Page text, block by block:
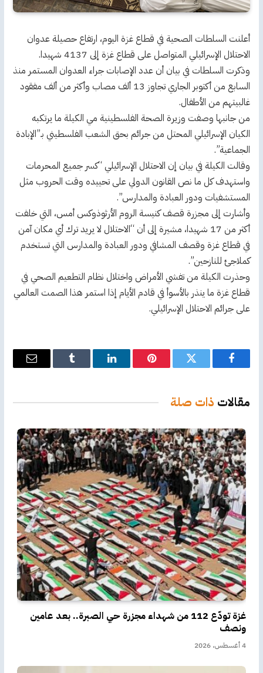
أعلنت السلطات الصحية في قطاع غزة اليوم، ارتفاع حصيلة عدوان
الاحتلال الإسرائيلي المتواصل على قطاع غزة إلى 4137 شهيدا.
وذكرت السلطات في بيان أن عدد الإصابات جراء العدوان المستمر منذ
السابع من أكتوبر الجاري تجاوز 13 ألف مصاب وأكثر من ألف مفقود
غالبيتهم من الأطفال.
من جانبها وصفت وزيرة الصحة الفلسطينية مي الكيلة ما يرتكبه
الكيان الإسرائيلي المحتل من جرائم بحق الشعب الفلسطيني بـ”الإبادة
الجماعية”.
وقالت الكيلة في بيان إن الاحتلال الإسرائيلي “كسر جميع المحرمات
واستهدف كل ما نص القانون الدولي على تحييده وقت الحروب مثل
المستشفيات ودور العبادة والمدارس”.
وأشارت إلى مجزرة قصف كنيسة الروم الأرثوذوكس أمس، التي خلفت
أكثر من 17 شهيدا، مشيرة إلى أن “الاحتلال لا يريد ترك أي مكان آمن
في قطاع غزة وقصف المشافي ودور العبادة والمدارس التي تستخدم
كملاجئ للنازحين”.
وحذرت الكيلة من تفشي الأمراض واختلال نظام التطعيم الصحي في
قطاع غزة ما ينذر بالأسوأ في قادم الأيام إذا استمر هذا الصمت العالمي
على جرائم الاحتلال الإسرائيلي.
فيسبوك تويتر بينتيريستلينكدإن Tumblr
البريد
مقالات ذات صلة
غزة تودّع 112 من شهداء مجزرة حي الصبرة.. بعد عامين
ونصف
4 أغسطس، 2026